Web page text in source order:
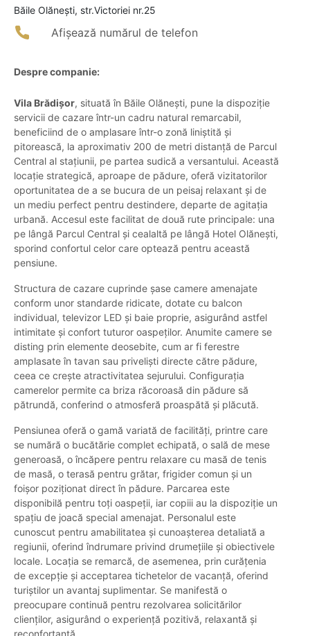
Băile Olăneşti, str.Victoriei nr.25
Afișează numărul de telefon
Despre companie:
Vila Brădișor, situată în Băile Olănești, pune la dispoziție
servicii de cazare într-un cadru natural remarcabil,
beneficiind de o amplasare într-o zonă liniștită și
pitorească, la aproximativ 200 de metri distanță de Parcul
Central al stațiunii, pe partea sudică a versantului. Această
locație strategică, aproape de pădure, oferă vizitatorilor
oportunitatea de a se bucura de un peisaj relaxant și de
un mediu perfect pentru destindere, departe de agitația
urbană. Accesul este facilitat de două rute principale: una
pe lângă Parcul Central și cealaltă pe lângă Hotel Olănești,
sporind confortul celor care optează pentru această
pensiune.
Structura de cazare cuprinde șase camere amenajate
conform unor standarde ridicate, dotate cu balcon
individual, televizor LED și baie proprie, asigurând astfel
intimitate și confort tuturor oaspeților. Anumite camere se
disting prin elemente deosebite, cum ar fi ferestre
amplasate în tavan sau priveliști directe către pădure,
ceea ce crește atractivitatea sejurului. Configurația
camerelor permite ca briza răcoroasă din pădure să
pătrundă, conferind o atmosferă proaspătă și plăcută.
Pensiunea oferă o gamă variată de facilități, printre care
se numără o bucătărie complet echipată, o sală de mese
generoasă, o încăpere pentru relaxare cu masă de tenis
de masă, o terasă pentru grătar, frigider comun și un
foișor poziționat direct în pădure. Parcarea este
disponibilă pentru toți oaspeții, iar copiii au la dispoziție un
spațiu de joacă special amenajat. Personalul este
cunoscut pentru amabilitatea și cunoașterea detaliată a
regiunii, oferind îndrumare privind drumețiile și obiectivele
locale. Locația se remarcă, de asemenea, prin curățenia
de excepție și acceptarea tichetelor de vacanță, oferind
turiștilor un avantaj suplimentar. Se manifestă o
preocupare continuă pentru rezolvarea solicitărilor
clienților, asigurând o experiență pozitivă, relaxantă și
reconfortantă.